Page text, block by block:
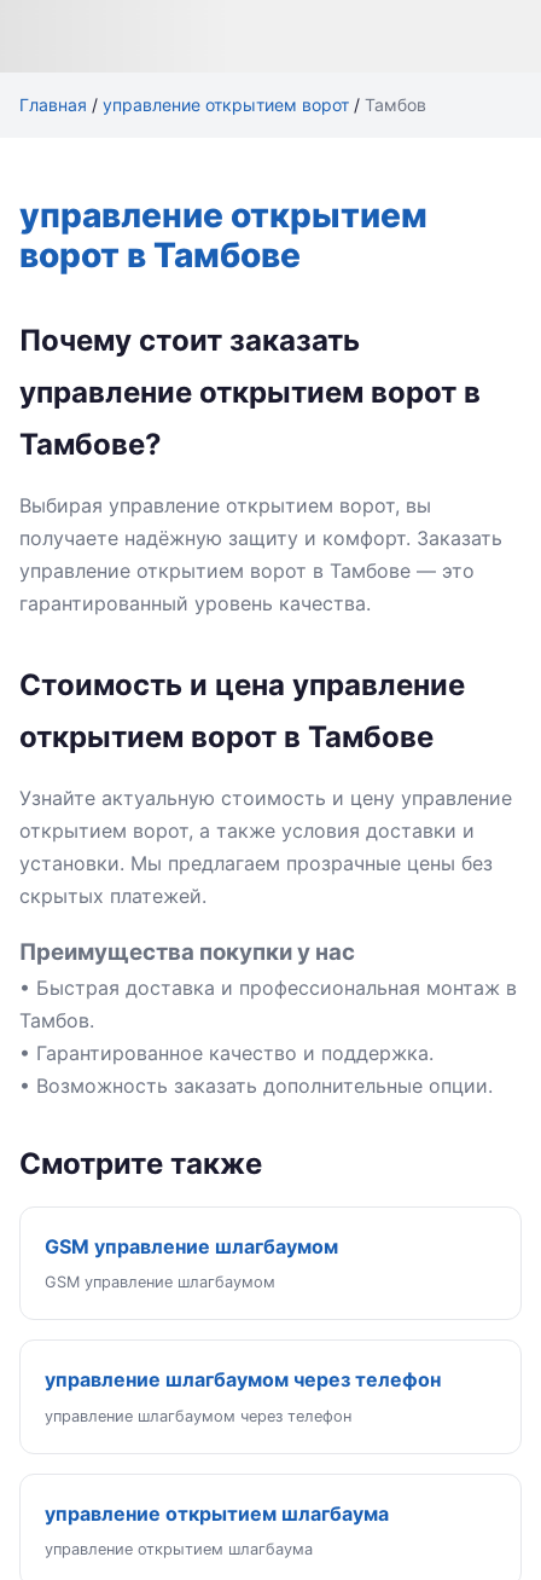
Главная / управление открытием ворот / Тамбов
управление открытием
ворот в Тамбове
Почему стоит заказать
управление открытием ворот в
Тамбове?
Выбирая управление открытием ворот, вы
получаете надёжную защиту и комфорт. Заказать
управление открытием ворот в Тамбове — это
гарантированный уровень качества.
Стоимость и цена управление
открытием ворот в Тамбове
Узнайте актуальную стоимость и цену управление
открытием ворот, а также условия доставки и
установки. Мы предлагаем прозрачные цены без
скрытых платежей.
Преимущества покупки у нас
• Быстрая доставка и профессиональная монтаж в
Тамбов.
• Гарантированное качество и поддержка.
• Возможность заказать дополнительные опции.
Смотрите также
GSM управление шлагбаумом
GSM управление шлагбаумом
управление шлагбаумом через телефон
управление шлагбаумом через телефон
управление открытием шлагбаума
управление открытием шлагбаума